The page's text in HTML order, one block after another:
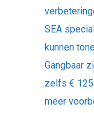
SEA
kunnen
Gangbaar
zelfs €
meer